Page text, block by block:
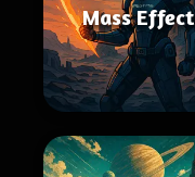
Mass Effect